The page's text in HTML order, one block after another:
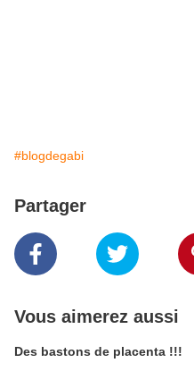
#blogdegabi
Partager
Vous aimerez aussi
Des bastons de placenta !!!